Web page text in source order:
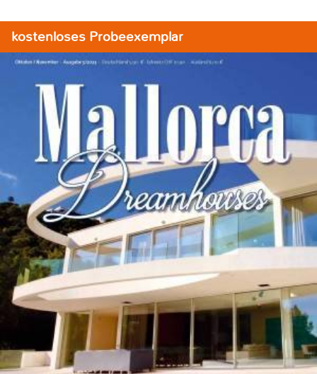
kostenloses Probeexemplar